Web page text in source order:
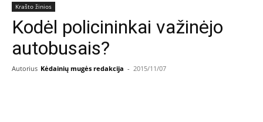
Krašto žinios
Kodėl policininkai važinėjo
autobusais?
Autorius Kėdainių mugės redakcija - 2015/11/07